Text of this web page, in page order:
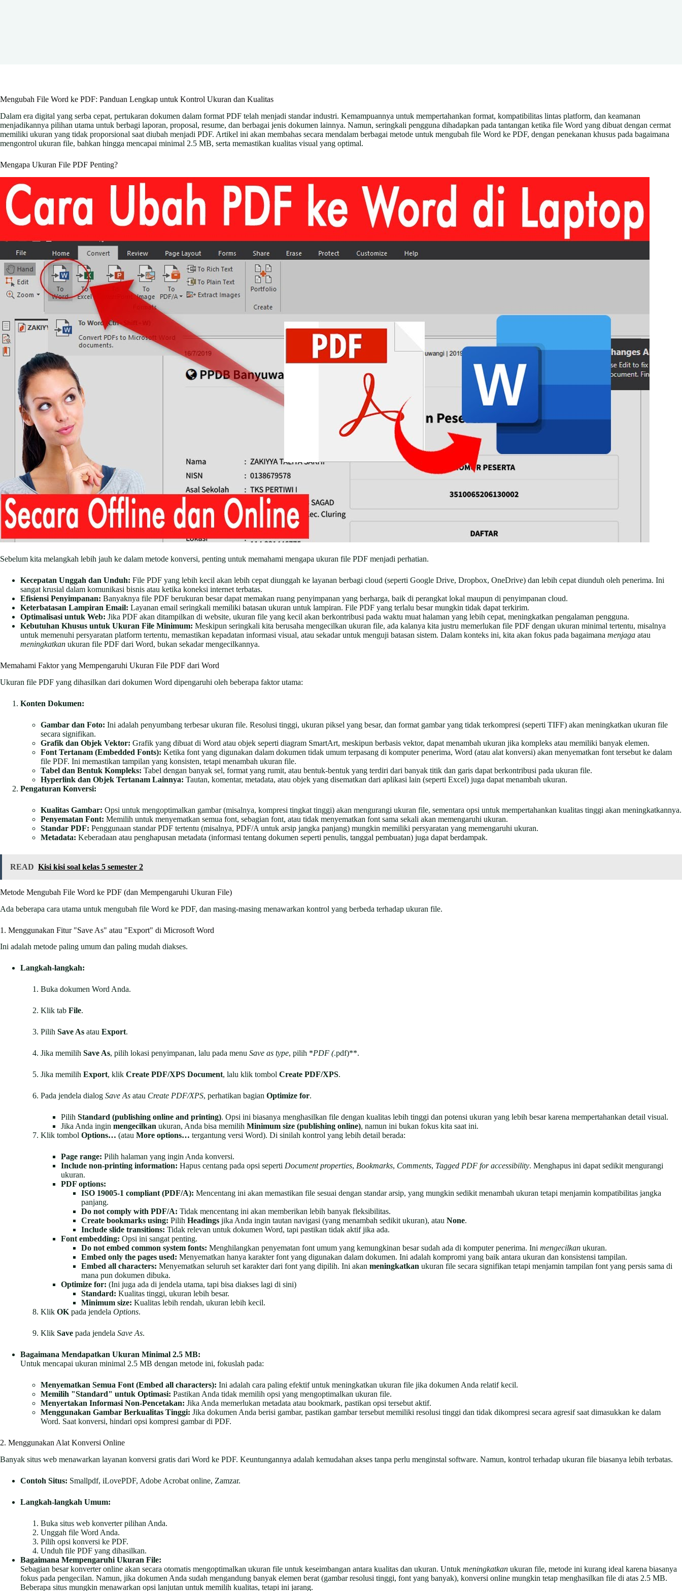
Mengubah File Word ke PDF: Panduan Lengkap untuk Kontrol Ukuran dan Kualitas
Dalam era digital yang serba cepat, pertukaran dokumen dalam format PDF telah menjadi standar industri. Kemampuannya untuk mempertahankan format, kompatibilitas lintas platform, dan keamanan
menjadikannya pilihan utama untuk berbagi laporan, proposal, resume, dan berbagai jenis dokumen lainnya. Namun, seringkali pengguna dihadapkan pada tantangan ketika file Word yang dibuat dengan cermat
memiliki ukuran yang tidak proporsional saat diubah menjadi PDF. Artikel ini akan membahas secara mendalam berbagai metode untuk mengubah file Word ke PDF, dengan penekanan khusus pada bagaimana
mengontrol ukuran file, bahkan hingga mencapai minimal 2.5 MB, serta memastikan kualitas visual yang optimal.
Mengapa Ukuran File PDF Penting?
Sebelum kita melangkah lebih jauh ke dalam metode konversi, penting untuk memahami mengapa ukuran file PDF menjadi perhatian.
Kecepatan Unggah dan Unduh: File PDF yang lebih kecil akan lebih cepat diunggah ke layanan berbagi cloud (seperti Google Drive, Dropbox, OneDrive) dan lebih cepat diunduh oleh penerima. Ini
sangat krusial dalam komunikasi bisnis atau ketika koneksi internet terbatas.
Efisiensi Penyimpanan: Banyaknya file PDF berukuran besar dapat memakan ruang penyimpanan yang berharga, baik di perangkat lokal maupun di penyimpanan cloud.
Keterbatasan Lampiran Email: Layanan email seringkali memiliki batasan ukuran untuk lampiran. File PDF yang terlalu besar mungkin tidak dapat terkirim.
Optimalisasi untuk Web: Jika PDF akan ditampilkan di website, ukuran file yang kecil akan berkontribusi pada waktu muat halaman yang lebih cepat, meningkatkan pengalaman pengguna.
Kebutuhan Khusus untuk Ukuran File Minimum: Meskipun seringkali kita berusaha mengecilkan ukuran file, ada kalanya kita justru memerlukan file PDF dengan ukuran minimal tertentu, misalnya
untuk memenuhi persyaratan platform tertentu, memastikan kepadatan informasi visual, atau sekadar untuk menguji batasan sistem. Dalam konteks ini, kita akan fokus pada bagaimana menjaga atau
meningkatkan ukuran file PDF dari Word, bukan sekadar mengecilkannya.
Memahami Faktor yang Mempengaruhi Ukuran File PDF dari Word
Ukuran file PDF yang dihasilkan dari dokumen Word dipengaruhi oleh beberapa faktor utama:
Konten Dokumen:
Gambar dan Foto: Ini adalah penyumbang terbesar ukuran file. Resolusi tinggi, ukuran piksel yang besar, dan format gambar yang tidak terkompresi (seperti TIFF) akan meningkatkan ukuran file
secara signifikan.
Grafik dan Objek Vektor: Grafik yang dibuat di Word atau objek seperti diagram SmartArt, meskipun berbasis vektor, dapat menambah ukuran jika kompleks atau memiliki banyak elemen.
Font Tertanam (Embedded Fonts): Ketika font yang digunakan dalam dokumen tidak umum terpasang di komputer penerima, Word (atau alat konversi) akan menyematkan font tersebut ke dalam
file PDF. Ini memastikan tampilan yang konsisten, tetapi menambah ukuran file.
Tabel dan Bentuk Kompleks: Tabel dengan banyak sel, format yang rumit, atau bentuk-bentuk yang terdiri dari banyak titik dan garis dapat berkontribusi pada ukuran file.
Hyperlink dan Objek Tertanam Lainnya: Tautan, komentar, metadata, atau objek yang disematkan dari aplikasi lain (seperti Excel) juga dapat menambah ukuran.
Pengaturan Konversi:
Kualitas Gambar: Opsi untuk mengoptimalkan gambar (misalnya, kompresi tingkat tinggi) akan mengurangi ukuran file, sementara opsi untuk mempertahankan kualitas tinggi akan meningkatkannya.
Penyematan Font: Memilih untuk menyematkan semua font, sebagian font, atau tidak menyematkan font sama sekali akan memengaruhi ukuran.
Standar PDF: Penggunaan standar PDF tertentu (misalnya, PDF/A untuk arsip jangka panjang) mungkin memiliki persyaratan yang memengaruhi ukuran.
Metadata: Keberadaan atau penghapusan metadata (informasi tentang dokumen seperti penulis, tanggal pembuatan) juga dapat berdampak.
READ Kisi kisi soal kelas 5 semester 2
Metode Mengubah File Word ke PDF (dan Mempengaruhi Ukuran File)
Ada beberapa cara utama untuk mengubah file Word ke PDF, dan masing-masing menawarkan kontrol yang berbeda terhadap ukuran file.
1. Menggunakan Fitur "Save As" atau "Export" di Microsoft Word
Ini adalah metode paling umum dan paling mudah diakses.
Langkah-langkah:
Buka dokumen Word Anda.
Klik tab File.
Pilih Save As atau Export.
Jika memilih Save As, pilih lokasi penyimpanan, lalu pada menu Save as type, pilih *PDF (.pdf)**.
Jika memilih Export, klik Create PDF/XPS Document, lalu klik tombol Create PDF/XPS.
Pada jendela dialog Save As atau Create PDF/XPS, perhatikan bagian Optimize for.
Pilih Standard (publishing online and printing). Opsi ini biasanya menghasilkan file dengan kualitas lebih tinggi dan potensi ukuran yang lebih besar karena mempertahankan detail visual.
Jika Anda ingin mengecilkan ukuran, Anda bisa memilih Minimum size (publishing online), namun ini bukan fokus kita saat ini.
Klik tombol Options… (atau More options… tergantung versi Word). Di sinilah kontrol yang lebih detail berada:
Page range: Pilih halaman yang ingin Anda konversi.
Include non-printing information: Hapus centang pada opsi seperti Document properties, Bookmarks, Comments, Tagged PDF for accessibility. Menghapus ini dapat sedikit mengurangi
ukuran.
PDF options:
ISO 19005-1 compliant (PDF/A): Mencentang ini akan memastikan file sesuai dengan standar arsip, yang mungkin sedikit menambah ukuran tetapi menjamin kompatibilitas jangka
panjang.
Do not comply with PDF/A: Tidak mencentang ini akan memberikan lebih banyak fleksibilitas.
Create bookmarks using: Pilih Headings jika Anda ingin tautan navigasi (yang menambah sedikit ukuran), atau None.
Include slide transitions: Tidak relevan untuk dokumen Word, tapi pastikan tidak aktif jika ada.
Font embedding: Opsi ini sangat penting.
Do not embed common system fonts: Menghilangkan penyematan font umum yang kemungkinan besar sudah ada di komputer penerima. Ini mengecilkan ukuran.
Embed only the pages used: Menyematkan hanya karakter font yang digunakan dalam dokumen. Ini adalah kompromi yang baik antara ukuran dan konsistensi tampilan.
Embed all characters: Menyematkan seluruh set karakter dari font yang dipilih. Ini akan meningkatkan ukuran file secara signifikan tetapi menjamin tampilan font yang persis sama di
mana pun dokumen dibuka.
Optimize for: (Ini juga ada di jendela utama, tapi bisa diakses lagi di sini)
Standard: Kualitas tinggi, ukuran lebih besar.
Minimum size: Kualitas lebih rendah, ukuran lebih kecil.
Klik OK pada jendela Options.
Klik Save pada jendela Save As.
Bagaimana Mendapatkan Ukuran Minimal 2.5 MB:
Untuk mencapai ukuran minimal 2.5 MB dengan metode ini, fokuslah pada:
Menyematkan Semua Font (Embed all characters): Ini adalah cara paling efektif untuk meningkatkan ukuran file jika dokumen Anda relatif kecil.
Memilih "Standard" untuk Optimasi: Pastikan Anda tidak memilih opsi yang mengoptimalkan ukuran file.
Menyertakan Informasi Non-Pencetakan: Jika Anda memerlukan metadata atau bookmark, pastikan opsi tersebut aktif.
Menggunakan Gambar Berkualitas Tinggi: Jika dokumen Anda berisi gambar, pastikan gambar tersebut memiliki resolusi tinggi dan tidak dikompresi secara agresif saat dimasukkan ke dalam
Word. Saat konversi, hindari opsi kompresi gambar di PDF.
2. Menggunakan Alat Konversi Online
Banyak situs web menawarkan layanan konversi gratis dari Word ke PDF. Keuntungannya adalah kemudahan akses tanpa perlu menginstal software. Namun, kontrol terhadap ukuran file biasanya lebih terbatas.
Contoh Situs: Smallpdf, iLovePDF, Adobe Acrobat online, Zamzar.
Langkah-langkah Umum:
Buka situs web konverter pilihan Anda.
Unggah file Word Anda.
Pilih opsi konversi ke PDF.
Unduh file PDF yang dihasilkan.
Bagaimana Mempengaruhi Ukuran File:
Sebagian besar konverter online akan secara otomatis mengoptimalkan ukuran file untuk keseimbangan antara kualitas dan ukuran. Untuk meningkatkan ukuran file, metode ini kurang ideal karena biasanya
fokus pada pengecilan. Namun, jika dokumen Anda sudah mengandung banyak elemen berat (gambar resolusi tinggi, font yang banyak), konversi online mungkin tetap menghasilkan file di atas 2.5 MB.
Beberapa situs mungkin menawarkan opsi lanjutan untuk memilih kualitas, tetapi ini jarang.